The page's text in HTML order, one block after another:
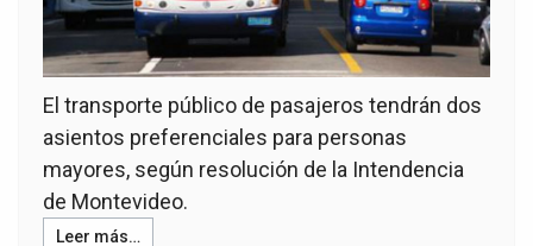
El transporte público de pasajeros tendrán dos
asientos preferenciales para personas
mayores, según resolución de la Intendencia
de Montevideo.
Leer más…